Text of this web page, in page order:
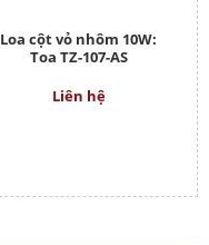
Loa cột vỏ nhôm 10W:
Toa TZ-107-AS
Liên hệ